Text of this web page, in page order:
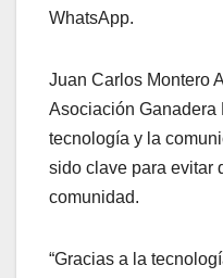
WhatsApp.
Juan Carlos Montero
Asociación Ganadera
tecnología y la
sido clave para evitar
comunidad.
“Gracias a la